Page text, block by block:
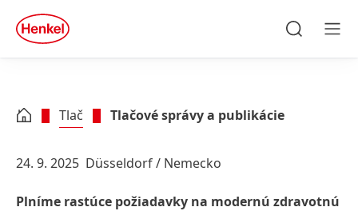
Skip to footer
quick
search
Tlač Tlačové správy a publikácie
24. 9. 2025 Düsseldorf / Nemecko
Plníme rastúce požiadavky na modernú zdravotnú